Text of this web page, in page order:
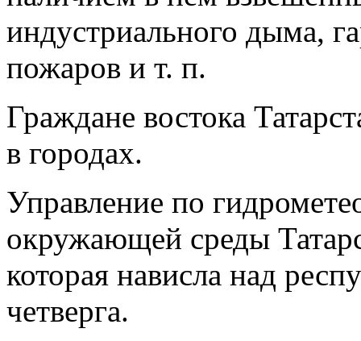
индустриального дыма,
пожаров и т. п.
Граждане востока
в городах.
Управление по
окружающей среды
которая нависла над
четверга.